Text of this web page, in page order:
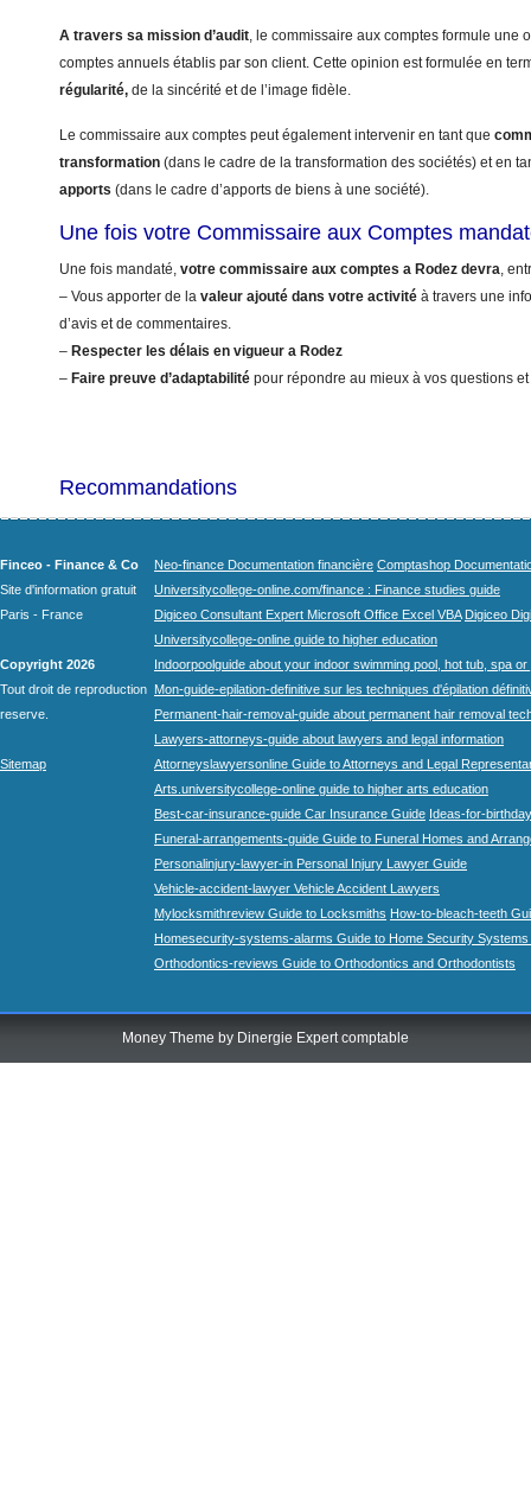
A travers sa mission d’audit, le commissaire aux comptes formule une
comptes annuels établis par son client. Cette opinion est formulée en
régularité, de la sincérité et de l’image fidèle.
Le commissaire aux comptes peut également intervenir en tant que
transformation (dans le cadre de la transformation des sociétés) et en
apports (dans le cadre d’apports de biens à une société).
Une fois votre Commissaire aux Comptes
Une fois mandaté, votre commissaire aux comptes a Rodez devra,
– Vous apporter de la valeur ajouté dans votre activité à travers une
d’avis et de commentaires.
– Respecter les délais en vigueur a Rodez
– Faire preuve d’adaptabilité pour répondre au mieux à vos questions
Recommandations
Finceo - Finance & Co
Site d'information gratuit
Paris - France
Copyright 2026
Tout droit de reproduction
reserve.
Sitemap
Neo-finance Documentation financière Comptashop
Universitycollege-online.com/finance : Finance studies guide
Digiceo Consultant Expert Microsoft Office Excel VBA Digiceo
Universitycollege-online guide to higher education
Indoorpoolguide about your indoor swimming pool, hot tub, spa
Mon-guide-epilation-definitive sur les techniques d'épilation
Permanent-hair-removal-guide about permanent hair removal
Lawyers-attorneys-guide about lawyers and legal information
Attorneyslawyersonline Guide to Attorneys and Legal
Arts.universitycollege-online guide to higher arts education
Best-car-insurance-guide Car Insurance Guide Ideas-for-
Funeral-arrangements-guide Guide to Funeral Homes and
Personalinjury-lawyer-in Personal Injury Lawyer Guide
Vehicle-accident-lawyer Vehicle Accident Lawyers
Mylocksmithreview Guide to Locksmiths How-to-bleach-teeth
Homesecurity-systems-alarms Guide to Home Security Systems
Orthodontics-reviews Guide to Orthodontics and Orthodontists
Money Theme by Dinergie Expert comptable